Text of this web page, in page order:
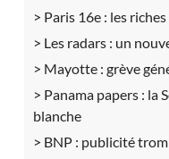
Paris 16e : les
Les radars : un
Mayotte : grève
Panama papers : la
blanche
BNP : publicité